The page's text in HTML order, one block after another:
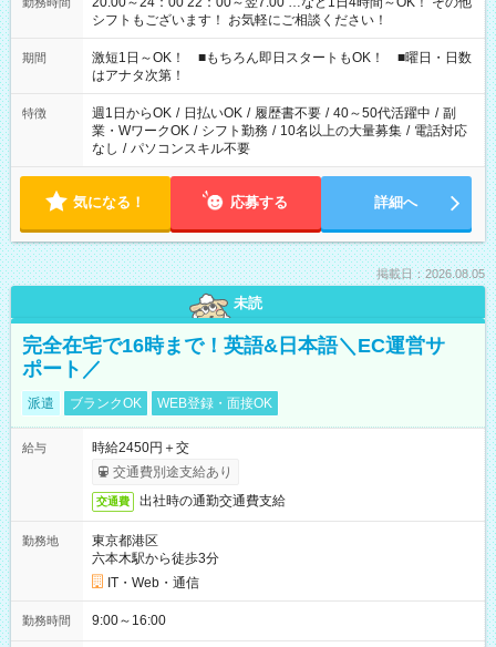
シフトもございます！ お気軽にご相談ください！
期間
激短1日～OK！ ■もちろん即日スタートもOK！ ■曜日・日数
はアナタ次第！
特徴 週1日からOK / 日払いOK / 履歴書不要 / 40～50代活躍中 / 副
業・WワークOK / シフト勤務 / 10名以上の大量募集 / 電話対応
なし / パソコンスキル不要
気になる！ 応募する 詳細へ
掲載日：2026.08.05
未読
完全在宅で16時まで！英語&日本語＼EC運営サ
ポート／
派遣 ブランクOK WEB登録・面接OK
給与
時給2450円＋交
交通費別途支給あり
交通費 出社時の通勤交通費支給
勤務地
東京都港区
六本木駅から徒歩3分
IT・Web・通信
勤務時間 9:00～16:00